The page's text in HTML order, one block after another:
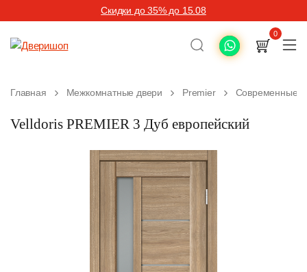
Скидки до 35% до 15.08
0
Главная Межкомнатные двери Premier Современные
Velldoris PREMIER 3 Дуб европейский